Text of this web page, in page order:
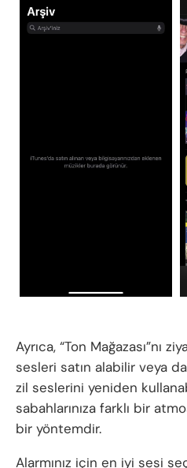
Ayrıca, “Ton Mağazası”nı
sesleri satın alabilir veya
zil seslerini yeniden
sabahlarınıza farklı bir
bir yöntemdir.
Alarmınız için en iyi sesi